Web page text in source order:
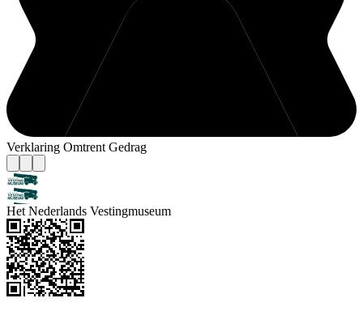
Verklaring Omtrent Gedrag
Het Nederlands Vestingmuseum